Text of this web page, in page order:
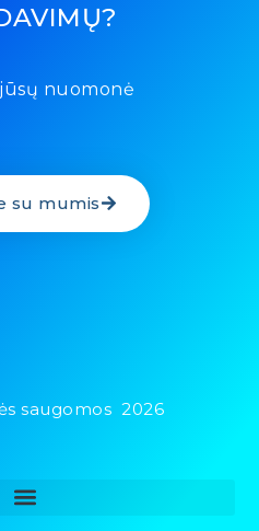
nuomonė
su mumis
saugomos 2026